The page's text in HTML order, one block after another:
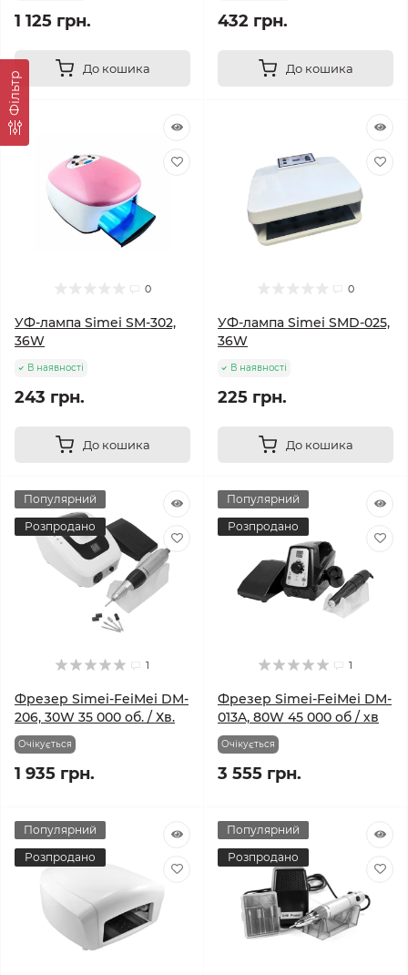
Фільтр
1 125 грн.
До кошика
432 грн.
До кошика
0
УФ-лампа Simei SM-302,
36W
В наявності
243 грн.
До кошика
0
УФ-лампа Simei SMD-025,
36W
В наявності
225 грн.
До кошика
Популярний
Розпродано
1
Фрезер Simei-FeiMei DM-
206, 30W 35 000 об. / Хв.
Очікується
1 935 грн.
Популярний
Розпродано
1
Фрезер Simei-FeiMei DM-
013A, 80W 45 000 об / хв
Очікується
3 555 грн.
Популярний
Розпродано
Популярний
Розпродано